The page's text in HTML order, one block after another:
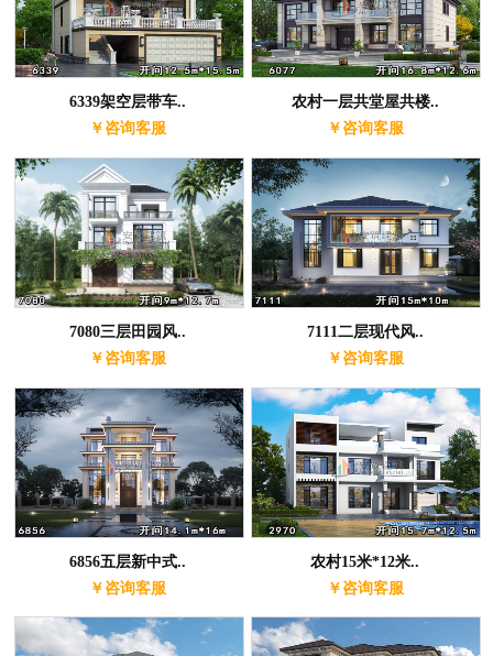
6339架空层带车..
￥咨询客服
农村一层共堂屋共楼..
￥咨询客服
7080三层田园风..
￥咨询客服
7111二层现代风..
￥咨询客服
6856五层新中式..
￥咨询客服
农村15米*12米..
￥咨询客服